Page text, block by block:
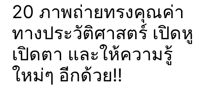
20 ภาพถ่ายทรงคุณค่า
ทางประวัติศาสตร์ เปิดหู
เปิดตา และให้ความรู้
ใหม่ๆ อีกด้วย!!